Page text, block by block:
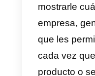
ganen.